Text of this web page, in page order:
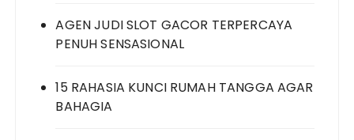
AGEN JUDI SLOT GACOR TERPERCAYA
PENUH SENSASIONAL
15 RAHASIA KUNCI RUMAH TANGGA AGAR
BAHAGIA